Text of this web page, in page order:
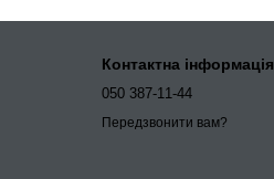
Контактна інформація
050 387-11-44
Передзвонити вам?